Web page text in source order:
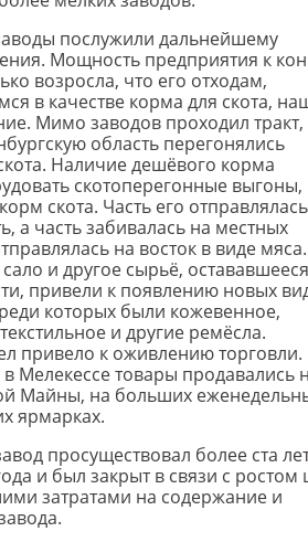
послужили дальнейшему
Мощность предприятия к
возросла, что его отходам,
в качестве корма для скота,
Мимо заводов проходил
область перегонялись
Наличие дешёвого корма
скотоперегонные выгоны,
скота. Часть его
а часть забивалась на местных
на восток в виде мяса.
и другое сырьё,
привели к появлению новых
которых были кожевенное,
и другие ремёсла.
привело к оживлению торговли.
Мелекессе товары продавались
Майны, на больших
ярмарках.
просуществовал более ста
и был закрыт в связи с ростом
затратами на содержание и